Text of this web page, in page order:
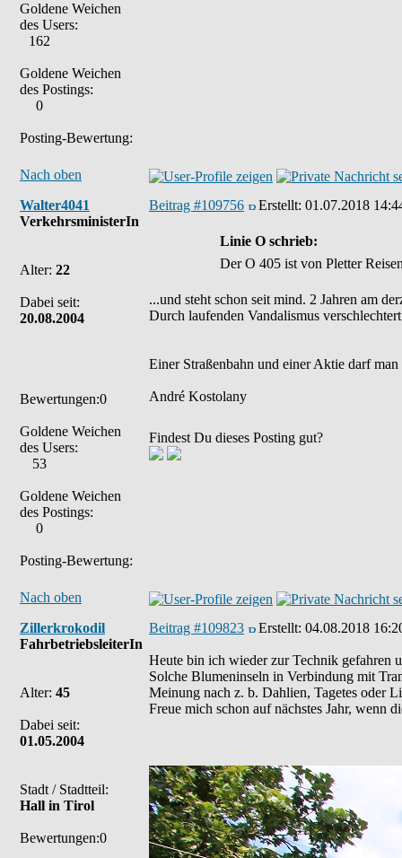
Goldene Weichen
des Users:
162
Goldene Weichen
des Postings:
0
Posting-Bewertung:
Nach oben
Walter4041
VerkehrsministerIn
Alter: 22
Dabei seit:
20.08.2004
Bewertungen:0
Goldene Weichen
des Users:
53
Goldene Weichen
des Postings:
0
Posting-Bewertung:
Beitrag #109756 Erstellt: 01.07.2018
Linie O schrieb:
Der O 405 ist von Pletter
...und steht schon seit mind. 2 Jahren am
Durch laufenden Vandalismus
Einer Straßenbahn und einer Aktie darf
André Kostolany
Findest Du dieses Posting gut?
Nach oben
Zillerkrokodil
FahrbetriebsleiterIn
Alter: 45
Dabei seit:
01.05.2004
Stadt / Stadtteil:
Hall in Tirol
Bewertungen:0
Beitrag #109823 Erstellt: 04.08.2018
Heute bin ich wieder zur Technik gefahren
Solche Blumeninseln in Verbindung mit
Meinung nach z. b. Dahlien, Tagetes oder
Freue mich schon auf nächstes Jahr, wenn